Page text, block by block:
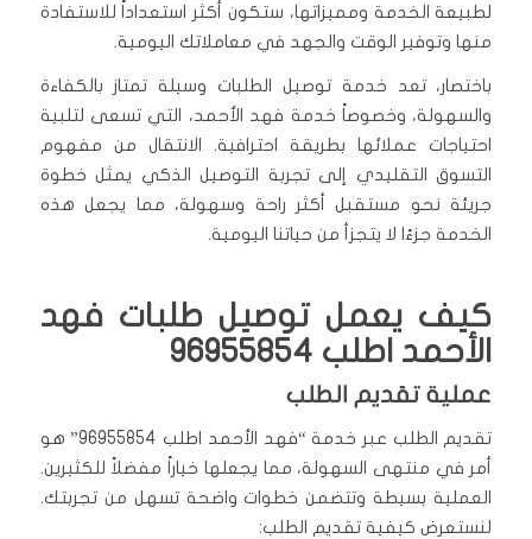
لطبيعة الخدمة ومميزاتها، ستكون أكثر استعداداً للاستفادة
منها وتوفير الوقت والجهد في معاملاتك اليومية.
باختصار، تعد خدمة توصيل الطلبات وسيلة تمتاز بالكفاءة
والسهولة، وخصوصاً خدمة فهد الأحمد، التي تسعى لتلبية
احتياجات عملائها بطريقة احترافية. الانتقال من مفهوم
التسوق التقليدي إلى تجربة التوصيل الذكي يمثل خطوة
جريئة نحو مستقبل أكثر راحة وسهولة، مما يجعل هذه
الخدمة جزءًا لا يتجزأ من حياتنا اليومية.
كيف يعمل توصيل طلبات فهد
الأحمد اطلب 96955854
عملية تقديم الطلب
تقديم الطلب عبر خدمة “فهد الأحمد اطلب 96955854” هو
أمر في منتهى السهولة، مما يجعلها خياراً مفضلاً للكثيرين.
العملية بسيطة وتتضمن خطوات واضحة تسهل من تجربتك.
لنستعرض كيفية تقديم الطلب: